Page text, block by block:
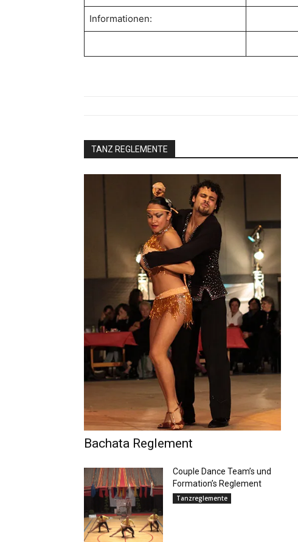
Informationen:
TANZ REGLEMENTE
Bachata Reglement
Couple Dance Team’s und
Formation’s Reglement
Tanzreglemente